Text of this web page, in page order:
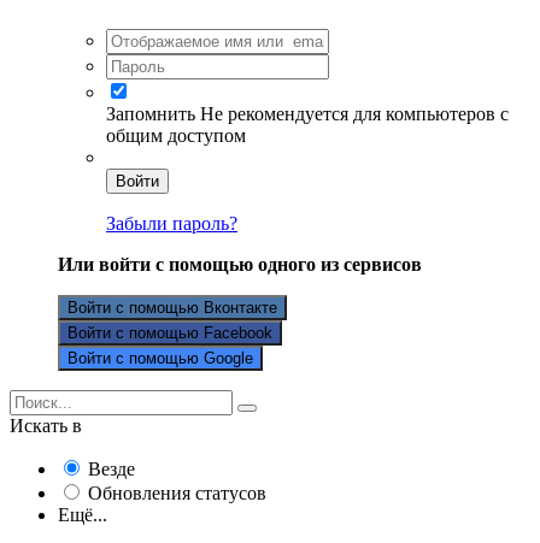
Запомнить Не рекомендуется для компьютеров с
общим доступом
Войти
Забыли пароль?
Или войти с помощью одного из сервисов
Войти с помощью Вконтакте
Войти с помощью Facebook
Войти с помощью Google
Искать в
Везде
Обновления статусов
Ещё...